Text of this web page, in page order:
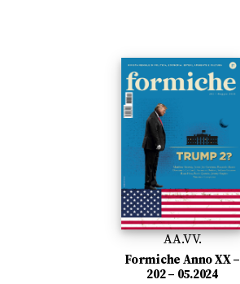
AA.VV.
Formiche Anno XX –
202 – 05.2024